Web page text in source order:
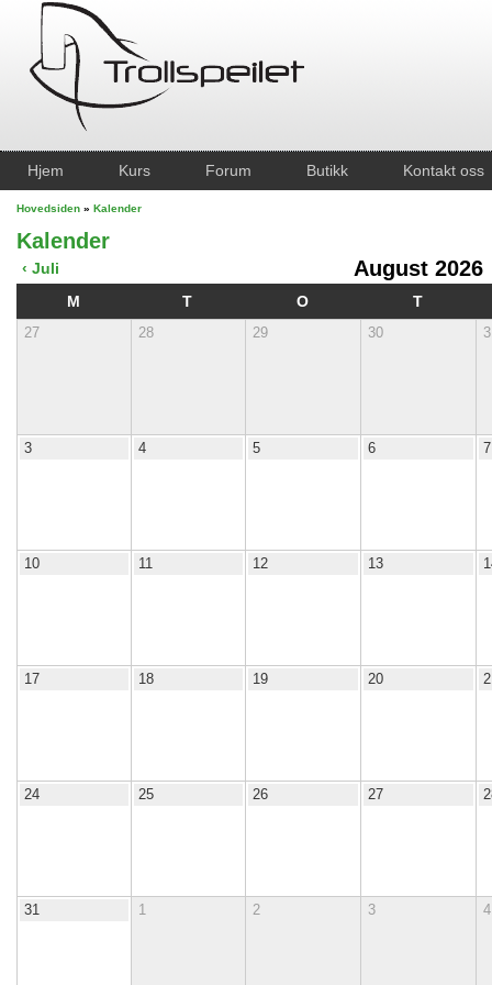
Hjem Kurs Forum Butikk Kontakt oss
Hovedsiden » Kalender
Kalender
‹ Juli August 2026
M T O T
27 28 29 30
3 4 5 6 7
10 11 12 13
17 18 19 20
24 25 26 27
31 1 2 3 4